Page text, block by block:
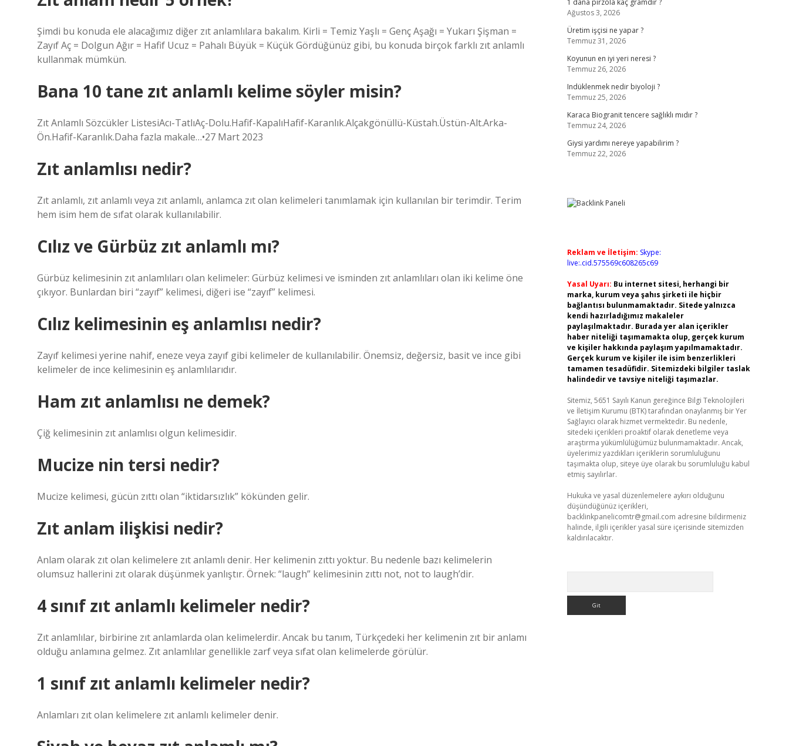
Şimdi bu konuda ele alacağımız diğer zıt anlamlılara bakalım. Kirli = Temiz Yaşlı = Genç Aşağı = Yukarı Şişman =
Zayıf Aç = Dolgun Ağır = Hafif Ucuz = Pahalı Büyük = Küçük Gördüğünüz gibi, bu konuda birçok farklı zıt anlamlı
kullanmak mümkün.
Bana 10 tane zıt anlamlı kelime söyler misin?
Zıt Anlamlı Sözcükler ListesiAcı-TatlıAç-Dolu.Hafif-KapalıHafif-Karanlık.Alçakgönüllü-Küstah.Üstün-Alt.Arka-
Ön.Hafif-Karanlık.Daha fazla makale…•27 Mart 2023
Zıt anlamlısı nedir?
Zıt anlamlı, zıt anlamlı veya zıt anlamlı, anlamca zıt olan kelimeleri tanımlamak için kullanılan bir terimdir. Terim
hem isim hem de sıfat olarak kullanılabilir.
Cılız ve Gürbüz zıt anlamlı mı?
Gürbüz kelimesinin zıt anlamlıları olan kelimeler: Gürbüz kelimesi ve isminden zıt anlamlıları olan iki kelime öne
çıkıyor. Bunlardan biri “zayıf” kelimesi, diğeri ise “zayıf” kelimesi.
Cılız kelimesinin eş anlamlısı nedir?
Zayıf kelimesi yerine nahif, eneze veya zayıf gibi kelimeler de kullanılabilir. Önemsiz, değersiz, basit ve ince gibi
kelimeler de ince kelimesinin eş anlamlılarıdır.
Ham zıt anlamlısı ne demek?
Çiğ kelimesinin zıt anlamlısı olgun kelimesidir.
Mucize nin tersi nedir?
Mucize kelimesi, gücün zıttı olan “iktidarsızlık” kökünden gelir.
Zıt anlam ilişkisi nedir?
Anlam olarak zıt olan kelimelere zıt anlamlı denir. Her kelimenin zıttı yoktur. Bu nedenle bazı kelimelerin
olumsuz hallerini zıt olarak düşünmek yanlıştır. Örnek: “laugh” kelimesinin zıttı not, not to laugh’dir.
4 sınıf zıt anlamlı kelimeler nedir?
Zıt anlamlılar, birbirine zıt anlamlarda olan kelimelerdir. Ancak bu tanım, Türkçedeki her kelimenin zıt bir anlamı
olduğu anlamına gelmez. Zıt anlamlılar genellikle zarf veya sıfat olan kelimelerde görülür.
1 sınıf zıt anlamlı kelimeler nedir?
Anlamları zıt olan kelimelere zıt anlamlı kelimeler denir.
1 dana pirzola kaç gramdır ?
Ağustos 3, 2026
Üretim işçisi ne yapar ?
Temmuz 31, 2026
Koyunun en iyi yeri neresi ?
Temmuz 26, 2026
Indüklenmek nedir biyoloji ?
Temmuz 25, 2026
Karaca Biogranit tencere sağlıklı mıdır ?
Temmuz 24, 2026
Giysi yardımı nereye yapabilirim ?
Temmuz 22, 2026
Reklam ve İletişim: Skype:
live:.cid.575569c608265c69
Yasal Uyarı: Bu internet sitesi, herhangi bir
marka, kurum veya şahıs şirketi ile hiçbir
bağlantısı bulunmamaktadır. Sitede yalnızca
kendi hazırladığımız makaleler
paylaşılmaktadır. Burada yer alan içerikler
haber niteliği taşımamakta olup, gerçek kurum
ve kişiler hakkında paylaşım yapılmamaktadır.
Gerçek kurum ve kişiler ile isim benzerlikleri
tamamen tesadüfidir. Sitemizdeki bilgiler taslak
halindedir ve tavsiye niteliği taşımazlar.
Sitemiz, 5651 Sayılı Kanun gereğince Bilgi Teknolojileri
ve İletişim Kurumu (BTK) tarafından onaylanmış bir Yer
Sağlayıcı olarak hizmet vermektedir. Bu nedenle,
sitedeki içerikleri proaktif olarak denetleme veya
araştırma yükümlülüğümüz bulunmamaktadır. Ancak,
üyelerimiz yazdıkları içeriklerin sorumluluğunu
taşımakta olup, siteye üye olarak bu sorumluluğu kabul
etmiş sayılırlar.
Hukuka ve yasal düzenlemelere aykırı olduğunu
düşündüğünüz içerikleri,
backlinkpanelicomtr@gmail.com adresine bildirmeniz
halinde, ilgili içerikler yasal süre içerisinde sitemizden
kaldırılacaktır.